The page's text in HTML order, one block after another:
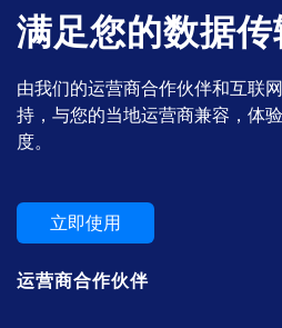
满足您的数据传
由我们的运营商合作伙伴和互联
持，与您的当地运营商兼容，体
度。
立即使用
运营商合作伙伴